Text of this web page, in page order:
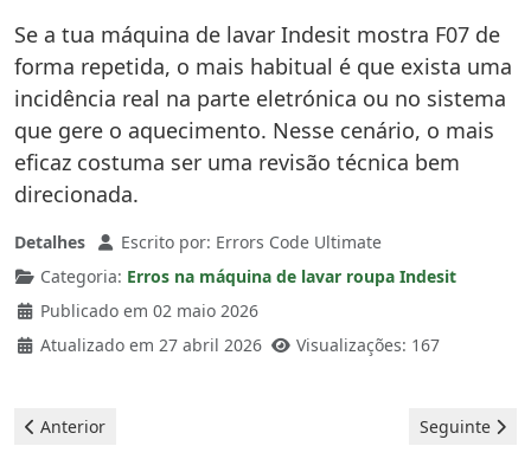
Se a tua máquina de lavar Indesit mostra F07 de
forma repetida, o mais habitual é que exista uma
incidência real na parte eletrónica ou no sistema
que gere o aquecimento. Nesse cenário, o mais
eficaz costuma ser uma revisão técnica bem
direcionada.
Detalhes Escrito por: Errors Code Ultimate
Categoria: Erros na máquina de lavar roupa Indesit
Publicado em 02 maio 2026
Atualizado em 27 abril 2026
Visualizações: 167
Artigo anterior: Máquina de lavar roupa Indesit - Erro F08
Anterior Artigo
Seguinte